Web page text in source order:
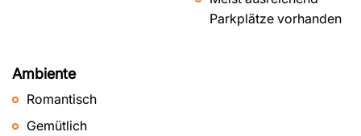
Parkplätze vorhanden
Ambiente
Romantisch
Gemütlich